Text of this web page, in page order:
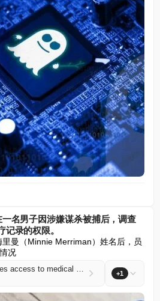
名男子因涉嫌谋杀被捕后，调查
录的权限。
里曼（Minnie Merriman）姓名后，员
况
Scot NHS trust probes access to medical records of 9-year-old girl after man arrested on suspicion of murder +1